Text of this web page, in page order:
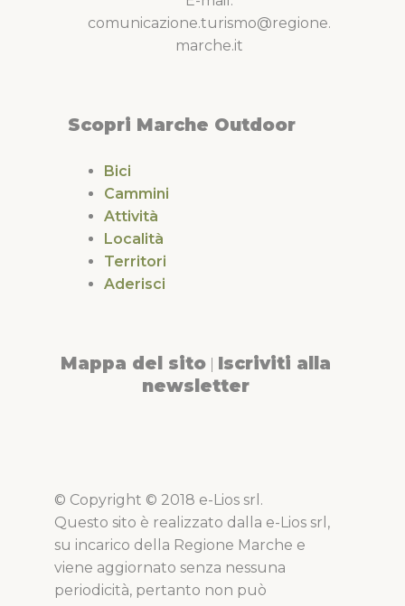
comunicazione.turismo@regione.
marche.it
Scopri Marche Outdoor
Bici
Cammini
Attività
Località
Territori
Aderisci
Mappa del sito Iscriviti alla
newsletter
© Copyright © 2018 e-Lios srl.
Questo sito è realizzato dalla e-Lios srl,
su incarico della Regione Marche e
viene aggiornato senza nessuna
periodicità, pertanto non può